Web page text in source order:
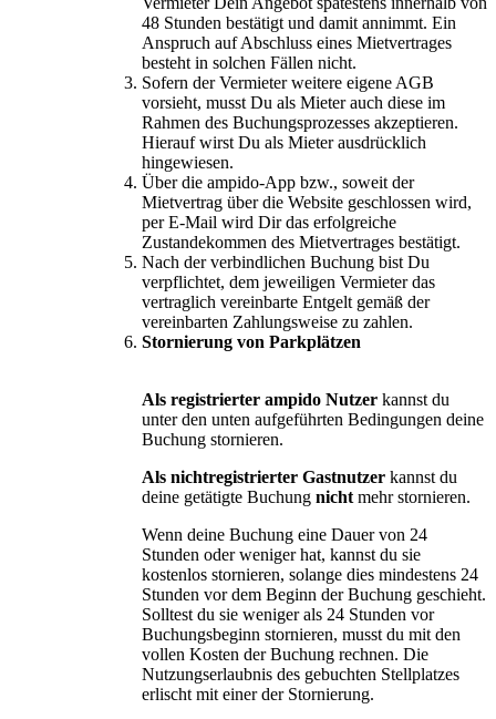
48 Stunden bestätigt und damit annimmt. Ein
Anspruch auf Abschluss eines Mietvertrages
besteht in solchen Fällen nicht.
Sofern der Vermieter weitere eigene AGB
vorsieht, musst Du als Mieter auch diese im
Rahmen des Buchungsprozesses akzeptieren.
Hierauf wirst Du als Mieter ausdrücklich
hingewiesen.
Über die ampido-App bzw., soweit der
Mietvertrag über die Website geschlossen wird,
per E-Mail wird Dir das erfolgreiche
Zustandekommen des Mietvertrages bestätigt.
Nach der verbindlichen Buchung bist Du
verpflichtet, dem jeweiligen Vermieter das
vertraglich vereinbarte Entgelt gemäß der
vereinbarten Zahlungsweise zu zahlen.
Stornierung von Parkplätzen
Als registrierter ampido Nutzer kannst du
unter den unten aufgeführten Bedingungen deine
Buchung stornieren.
Als nichtregistrierter Gastnutzer kannst du
deine getätigte Buchung nicht mehr stornieren.
Wenn deine Buchung eine Dauer von 24
Stunden oder weniger hat, kannst du sie
kostenlos stornieren, solange dies mindestens 24
Stunden vor dem Beginn der Buchung geschieht.
Solltest du sie weniger als 24 Stunden vor
Buchungsbeginn stornieren, musst du mit den
vollen Kosten der Buchung rechnen. Die
Nutzungserlaubnis des gebuchten Stellplatzes
erlischt mit einer der Stornierung.